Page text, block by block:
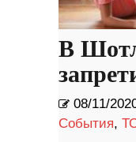
В
08/11/
События,